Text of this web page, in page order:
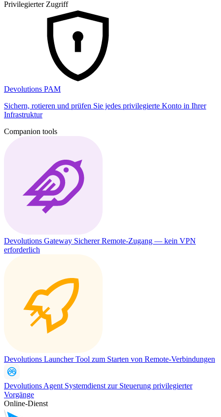
Privilegierter Zugriff
Devolutions PAM
Sichern, rotieren und prüfen Sie jedes privilegierte Konto in Ihrer
Infrastruktur
Companion tools
Devolutions Gateway Sicherer Remote-Zugang — kein VPN
erforderlich
Devolutions LauncherTool zum Starten von Remote-Verbindungen
Devolutions Agent Systemdienst zur Steuerung privilegierter
Vorgänge
Online-Dienst